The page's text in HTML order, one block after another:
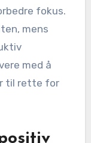
fokus.
mens
med å
til rette for